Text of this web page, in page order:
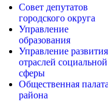
Совет депутатов
городского округа
Управление
образования
Управление развития
отраслей социальной
сферы
Общественная
района